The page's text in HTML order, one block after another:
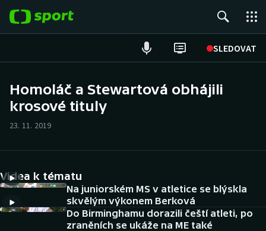
SLEDOVAT
Hokej
Cyklistika
DALŠÍ SPORTY
Homoláč a Stewartová obhájili
krosové tituly
23. 11. 2019
Videa k tématu
Na juniorském MS v atletice se blýskla
skvělým výkonem Berková
Do Birminghamu dorazili čeští atleti, po
zraněních se ukáže na ME také